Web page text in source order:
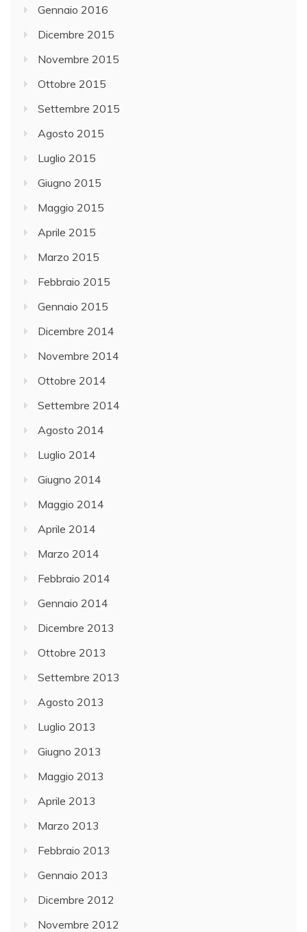
Gennaio 2016
Dicembre 2015
Novembre 2015
Ottobre 2015
Settembre 2015
Agosto 2015
Luglio 2015
Giugno 2015
Maggio 2015
Aprile 2015
Marzo 2015
Febbraio 2015
Gennaio 2015
Dicembre 2014
Novembre 2014
Ottobre 2014
Settembre 2014
Agosto 2014
Luglio 2014
Giugno 2014
Maggio 2014
Aprile 2014
Marzo 2014
Febbraio 2014
Gennaio 2014
Dicembre 2013
Ottobre 2013
Settembre 2013
Agosto 2013
Luglio 2013
Giugno 2013
Maggio 2013
Aprile 2013
Marzo 2013
Febbraio 2013
Gennaio 2013
Dicembre 2012
Novembre 2012